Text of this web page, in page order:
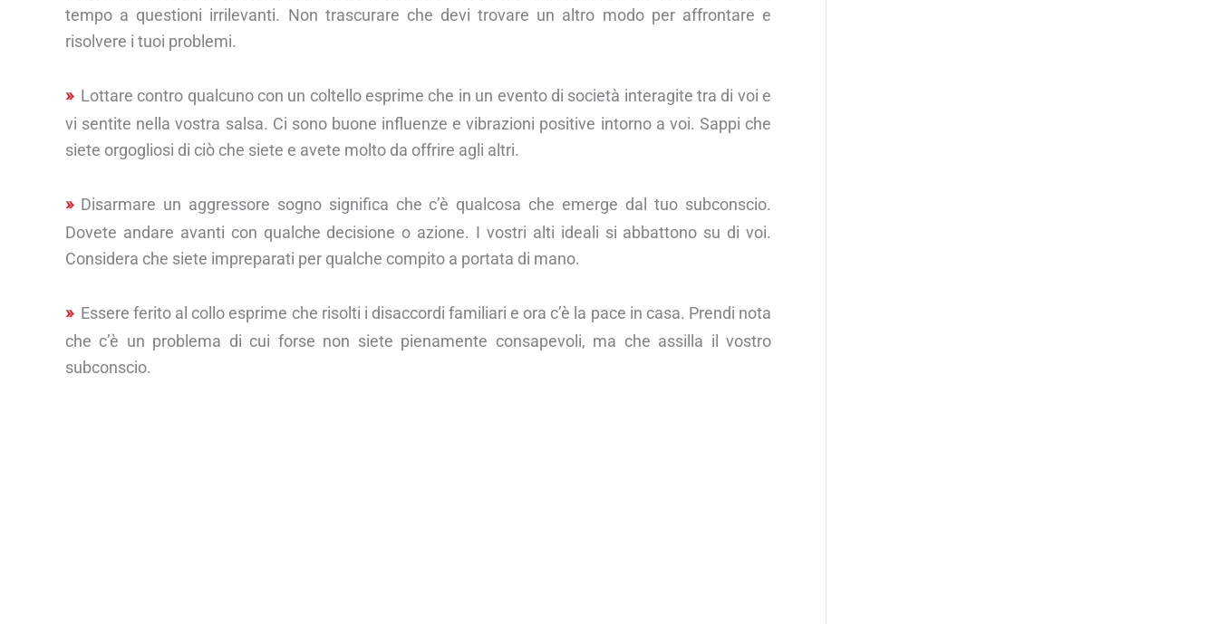
tempo a questioni irrilevanti. Non trascurare che devi trovare un altro modo per affrontare e
risolvere i tuoi problemi.
Lottare contro qualcuno con un coltello esprime che in un evento di società interagite tra di voi e
vi sentite nella vostra salsa. Ci sono buone influenze e vibrazioni positive intorno a voi. Sappi che
siete orgogliosi di ciò che siete e avete molto da offrire agli altri.
Disarmare un aggressore sogno significa che c’è qualcosa che emerge dal tuo subconscio.
Dovete andare avanti con qualche decisione o azione. I vostri alti ideali si abbattono su di voi.
Considera che siete impreparati per qualche compito a portata di mano.
Essere ferito al collo esprime che risolti i disaccordi familiari e ora c’è la pace in casa. Prendi nota
che c’è un problema di cui forse non siete pienamente consapevoli, ma che assilla il vostro
subconscio.